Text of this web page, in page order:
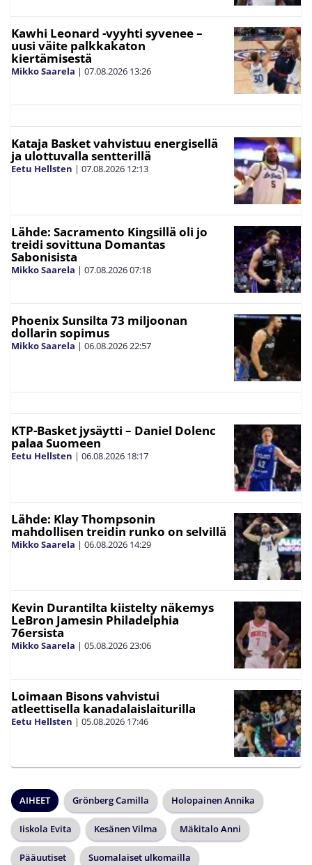
Kawhi Leonard -vyyhti syvenee –
uusi väite palkkakaton
kiertämisestä
Mikko Saarela | 07.08.2026 13:26
Kataja Basket vahvistuu energisellä
ja ulottuvalla sentterillä
Eetu Hellsten | 07.08.2026 12:13
Lähde: Sacramento Kingsillä oli jo
treidi sovittuna Domantas
Sabonisista
Mikko Saarela | 07.08.202607:18
Phoenix Sunsilta 73 miljoonan
dollarin sopimus
Mikko Saarela | 06.08.202622:57
KTP-Basket jysäytti – Daniel Dolenc
palaa Suomeen
Eetu Hellsten | 06.08.2026 18:17
Lähde: Klay Thompsonin
mahdollisen treidin runko on selvillä
Mikko Saarela | 06.08.2026 14:29
Kevin Durantilta kiistelty näkemys
LeBron Jamesin Philadelphia
76ersista
Mikko Saarela | 05.08.202623:06
Loimaan Bisons vahvistui
atleettisella kanadalaislaiturilla
Eetu Hellsten | 05.08.2026 17:46
AIHEET Grönberg Camilla Holopainen Annika
Iiskola Evita Kesänen Vilma Mäkitalo Anni
Pääuutiset Suomalaiset ulkomailla